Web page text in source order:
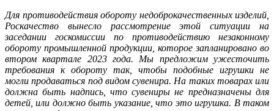
Для противодействия обороту недоброкачественных изделий,
Роскачество вынесло рассмотрение этой ситуации на
заседании госкомиссии по противодействию незаконному
обороту промышленной продукции, которое запланировано во
втором квартале 2023 года. Мы предложим ужесточить
требования к обороту так, чтобы подобные игрушки не
могли продаваться под видом сувенира. На таких товарах или
должна быть надпись, что сувениры не предназначены для
детей, или должно быть указание, что это игрушка. В таком